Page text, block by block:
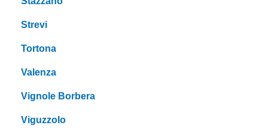
Strevi
Tortona
Valenza
Vignole Borbera
Viguzzolo